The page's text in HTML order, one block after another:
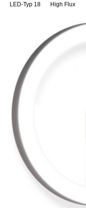
LED-Typ 18
High Flux